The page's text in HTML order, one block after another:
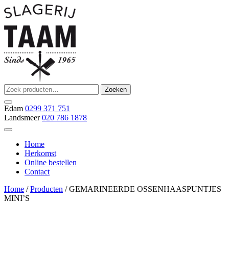
Ga
naar
de
inhoud
Slagerij Taam
slager
Zoeken
naar:
Zoeken
Edam 0299 371 751
Landsmeer 020 786 1878
Home
Herkomst
Online bestellen
Contact
Home /Producten / GEMARINEERDE OSSENHAASPUNTJES
MINI’S